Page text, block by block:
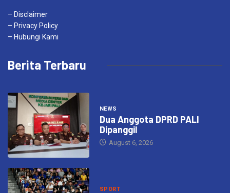
– Disclaimer
– Privacy Policy
– Hubungi Kami
Berita Terbaru
NEWS
Dua Anggota DPRD PALI
Dipanggil
August 6, 2026
SPORT